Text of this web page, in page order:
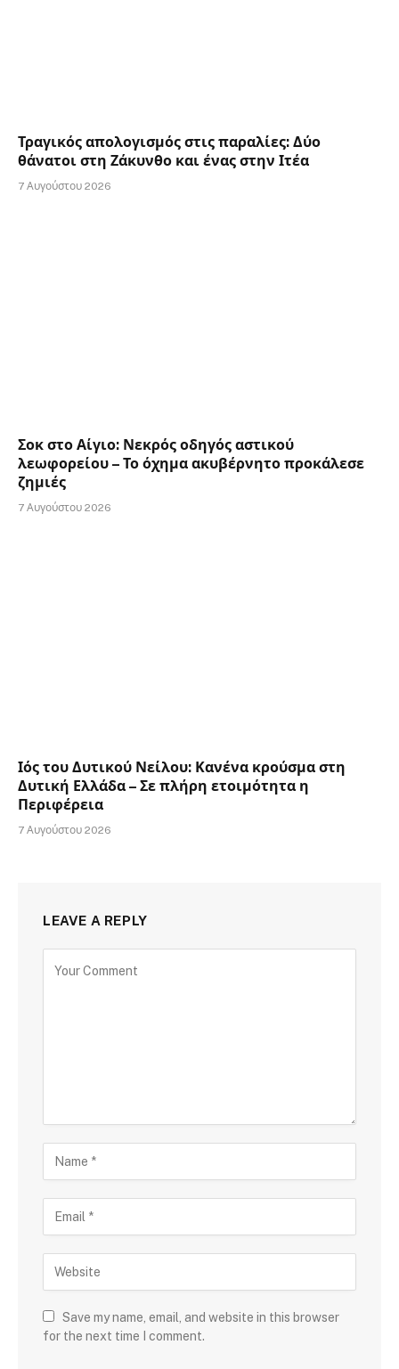
Τραγικός απολογισμός στις παραλίες: Δύο
θάνατοι στη Ζάκυνθο και ένας στην Ιτέα
7 Αυγούστου 2026
Σοκ στο Αίγιο: Νεκρός οδηγός αστικού
λεωφορείου – Το όχημα ακυβέρνητο προκάλεσε
ζημιές
7 Αυγούστου 2026
Ιός του Δυτικού Νείλου: Κανένα κρούσμα στη
Δυτική Ελλάδα – Σε πλήρη ετοιμότητα η
Περιφέρεια
7 Αυγούστου 2026
LEAVE A REPLY
Save my name, email, and website in this browser
for the next time I comment.